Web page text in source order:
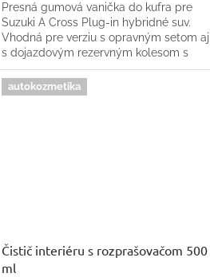
Presná gumová vanička do kufra pre
Suzuki A Cross Plug-in hybridné suv.
Vhodná pre verziu s opravným setom aj
s dojazdovým rezervným kolesom s
jednopodlažným kufrom
autokozmetika
Čistič interiéru s rozprašovačom 500
ml